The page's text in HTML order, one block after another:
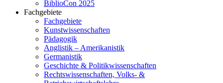
BiblioCon 2025
Fachgebiete
Fachgebiete
Kunstwissenschaften
Pädagogik
Anglistik – Amerikanistik
Germanistik
Geschichte & Politikwissenschaften
Rechtswissenschaften, Volks- &